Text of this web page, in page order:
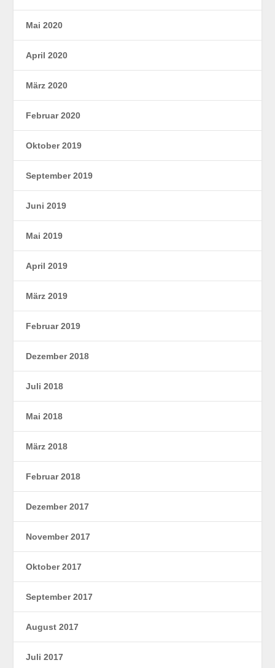
Mai 2020
April 2020
März 2020
Februar 2020
Oktober 2019
September 2019
Juni 2019
Mai 2019
April 2019
März 2019
Februar 2019
Dezember 2018
Juli 2018
Mai 2018
März 2018
Februar 2018
Dezember 2017
November 2017
Oktober 2017
September 2017
August 2017
Juli 2017